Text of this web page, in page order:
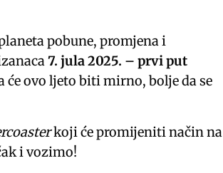
pobune, promjena i
7. jula 2025. – prvi put
će ovo ljeto biti mirno, bolje da se
koji će promijeniti način na
i vozimo!